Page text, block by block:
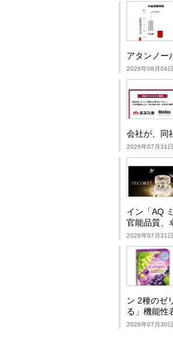
アタンノー
2026年08月04
会社が、同
2026年07月31
イン「AQ
官能品質、
2026年07月31
ン 2種のゼ
る」機能性
2026年07月30